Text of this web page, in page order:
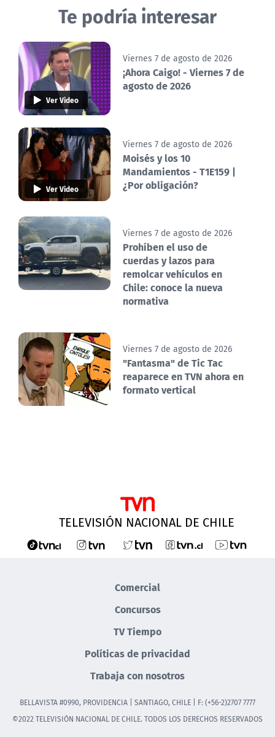
Te podría interesar
Ver Video
Viernes 7 de agosto de 2026
¡Ahora Caigo! - Viernes 7 de
agosto de 2026
Ver Video
Viernes 7 de agosto de 2026
Moisés y los 10
Mandamientos - T1E159 |
¿Por obligación?
Viernes 7 de agosto de 2026
Prohíben el uso de
cuerdas y lazos para
remolcar vehículos en
Chile: conoce la nueva
normativa
Viernes 7 de agosto de 2026
"Fantasma" de Tic Tac
reaparece en TVN ahora en
formato vertical
TELEVISIÓN NACIONAL DE CHILE
Comercial
Concursos
TV Tiempo
Políticas de privacidad
Trabaja con nosotros
BELLAVISTA #0990, PROVIDENCIA | SANTIAGO, CHILE | F: (+56-2)2707 7777
©2022 TELEVISIÓN NACIONAL DE CHILE. TODOS LOS DERECHOS RESERVADOS